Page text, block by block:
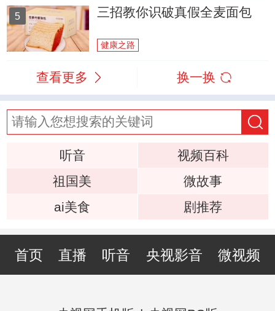
5 三招教你识破真假全麦面包
健康之路
查看更多 换一换
听音
视频百科
祖国美
微故事
ai美食
剧推荐
首页 直播 听音 央视影音 微视频